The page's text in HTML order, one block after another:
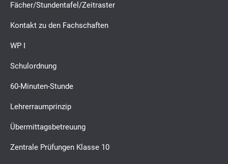
Fächer/Stundentafel/Zeitraster
Kontakt zu den Fachschaften
WP I
Schulordnung
60-Minuten-Stunde
Lehrerraumprinzip
Übermittagsbetreuung
Zentrale Prüfungen Klasse 10